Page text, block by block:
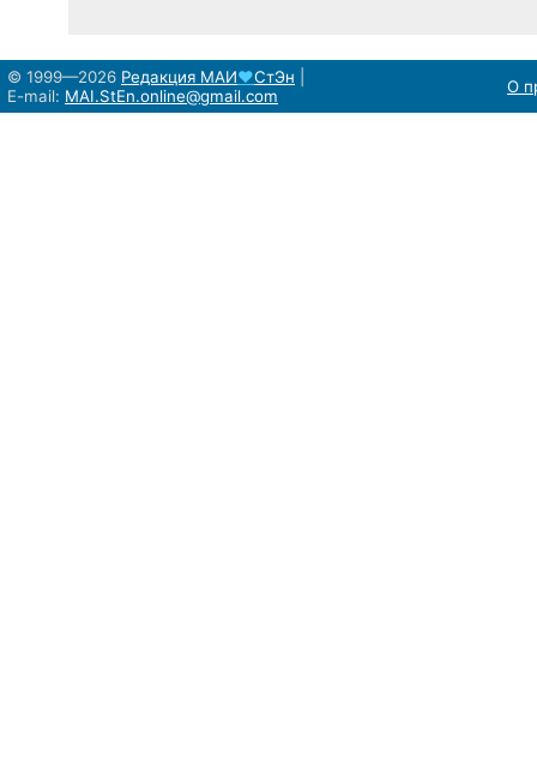
© 1999—2026 Редакция МАИ♥СтЭн
E-mail: MAI.StEn.online@gmail.com О